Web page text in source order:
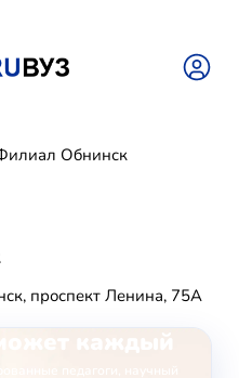
Обнинск
проспект Ленина, 75А
каждый
педагоги, научный